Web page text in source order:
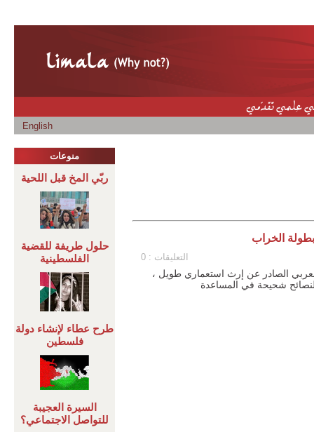
English
منوعات
ربّي المخ قبل اللحية
حلول طريفة للقضية
الفلسطينية
طرح عطاء لإنشاء دولة
فلسطين
السيرة العجيبة
للتواصل الاجتماعي؟
الخراب
التعليقات : 0
ثلاثة: التخلّف العربي الصادر عن إرث استعماري طويل ،
شحيحة في المساعدة